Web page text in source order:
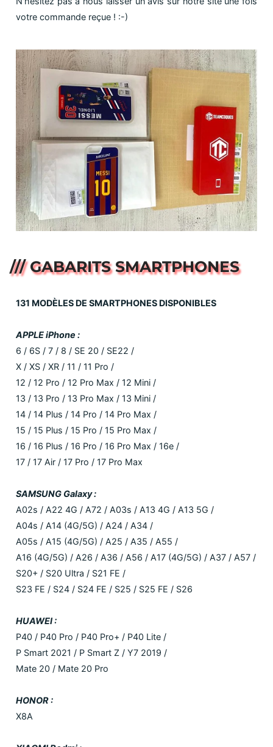
votre commande reçue ! :-)
/// GABARITS SMARTPHONES
131 MODÈLES DE SMARTPHONES DISPONIBLES
APPLE iPhone :
6 / 6S / 7 / 8 / SE 20 / SE22 /
X / XS / XR / 11 / 11 Pro /
12 / 12 Pro / 12 Pro Max / 12 Mini /
13 / 13 Pro / 13 Pro Max / 13 Mini /
14 / 14 Plus / 14 Pro / 14 Pro Max /
15 / 15 Plus / 15 Pro / 15 Pro Max /
16 / 16 Plus / 16 Pro / 16 Pro Max / 16e /
17 / 17 Air / 17 Pro / 17 Pro Max
SAMSUNG Galaxy :
A02s / A22 4G / A72 / A03s / A13 4G / A13 5G /
A04s / A14 (4G/5G) / A24 / A34 /
A05s / A15 (4G/5G) / A25 / A35 / A55 /
A16 (4G/5G) / A26 / A36 / A56 / A17 (4G/5G) / A37 / A57 /
S20+ / S20 Ultra / S21 FE /
S23 FE / S24 / S24 FE / S25 / S25 FE / S26
HUAWEI :
P40 / P40 Pro / P40 Pro+ / P40 Lite /
P Smart 2021 / P Smart Z / Y7 2019 /
Mate 20 / Mate 20 Pro
HONOR :
X8A